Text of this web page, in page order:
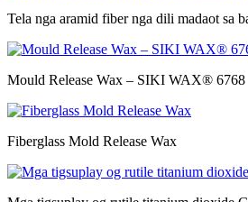
Tela nga aramid fiber nga dili madaot sa
Mould Release Wax – SIKI WAX® 6768
Fiberglass Mold Release Wax